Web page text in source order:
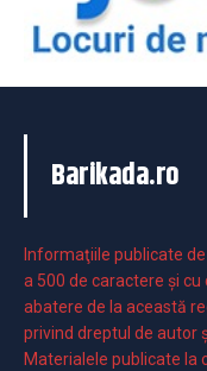
Barikada.ro
Informaţiile publicate
a 500 de caractere şi cu
abatere de la această
privind dreptul de autor
Materialele publicate la